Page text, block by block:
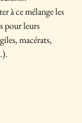
à ce mélange les
pour leurs
macérats,